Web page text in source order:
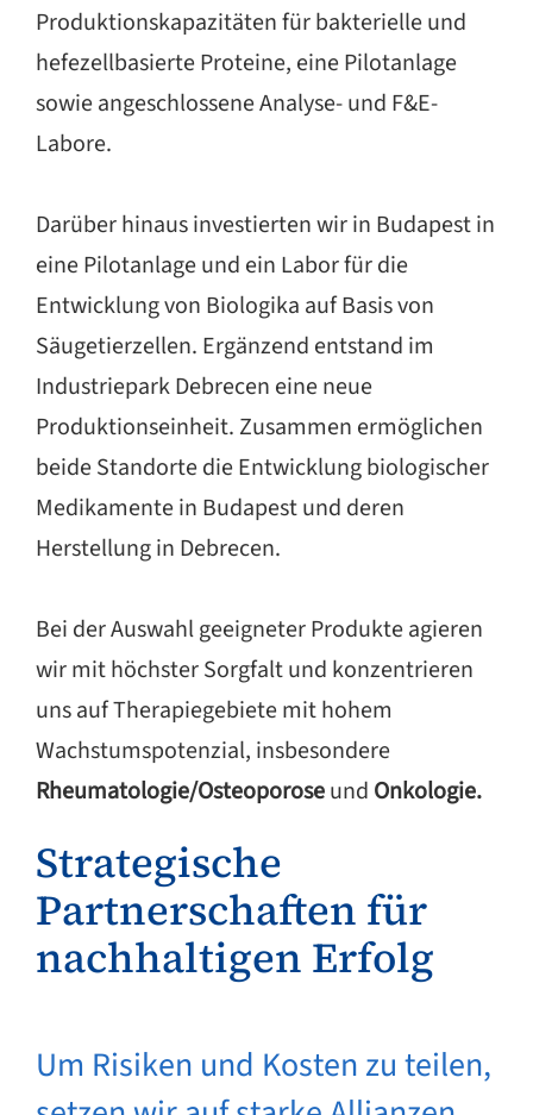
Produktionskapazitäten für bakterielle und
hefezellbasierte Proteine, eine Pilotanlage
sowie angeschlossene Analyse- und F&E-
Labore.
Darüber hinaus investierten wir in Budapest in
eine Pilotanlage und ein Labor für die
Entwicklung von Biologika auf Basis von
Säugetierzellen. Ergänzend entstand im
Industriepark Debrecen eine neue
Produktionseinheit. Zusammen ermöglichen
beide Standorte die Entwicklung biologischer
Medikamente in Budapest und deren
Herstellung in Debrecen.
Bei der Auswahl geeigneter Produkte agieren
wir mit höchster Sorgfalt und konzentrieren
uns auf Therapiegebiete mit hohem
Wachstumspotenzial, insbesondere
Rheumatologie/Osteoporoseund Onkologie.
Strategische
Partnerschaften für
nachhaltigen Erfolg
Um Risiken und Kosten zu teilen,